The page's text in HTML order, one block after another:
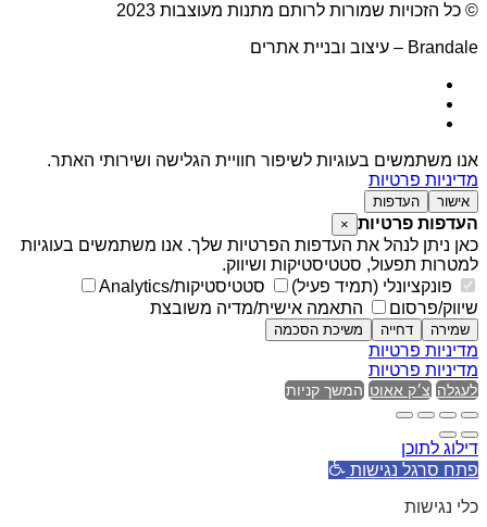
© כל הזכויות שמורות לרותם מתנות מעוצבות 2023
Brandale – עיצוב ובניית אתרים
אנו משתמשים בעוגיות לשיפור חוויית הגלישה ושירותי האתר.
מדיניות פרטיות
אישור העדפות
העדפות פרטיות ×
כאן ניתן לנהל את העדפות הפרטיות שלך. אנו משתמשים בעוגיות
למטרות תפעול, סטטיסטיקות ושיווק.
פונקציונלי (תמיד פעיל)
סטטיסטיקות/Analytics
שיווק/פרסום
התאמה אישית/מדיה משובצת
שמירה דחייה משיכת הסכמה
מדיניות פרטיות
מדיניות פרטיות
לעגלה צ׳ק אאוט המשך קניות
דילוג לתוכן
פתח סרגל נגישות
כלי נגישות